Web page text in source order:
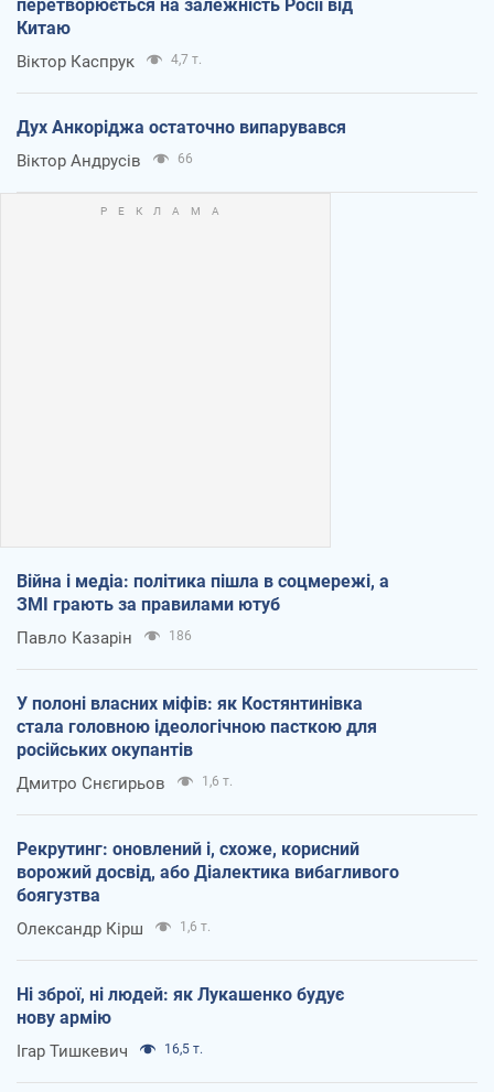
перетворюється на залежність Росії від
Китаю
Віктор Каспрук 4,7 т.
Дух Анкоріджа остаточно випарувався
Віктор Андрусів 66
Війна і медіа: політика пішла в соцмережі, а
ЗМІ грають за правилами ютуб
Павло Казарін 186
У полоні власних міфів: як Костянтинівка
стала головною ідеологічною пасткою для
російських окупантів
Дмитро Снєгирьов 1,6 т.
Рекрутинг: оновлений і, схоже, корисний
ворожий досвід, або Діалектика вибагливого
боягузтва
Олександр Кірш 1,6 т.
Ні зброї, ні людей: як Лукашенко будує
нову армію
Ігар Тишкевич 16,5 т.